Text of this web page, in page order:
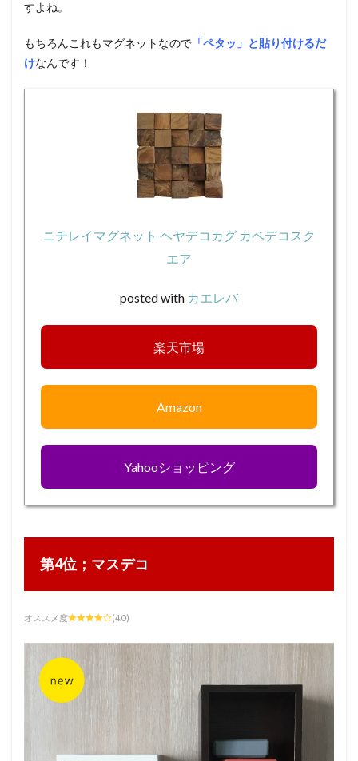
すよね。
もちろんこれもマグネットなので 「ペタッ」と貼り付けるだ
けなんです！
ニチレイマグネット ヘヤデコカグ カベデコスク
エア
posted with カエレバ
楽天市場
Amazon
Yahooショッピング
第4位；マスデコ
オススメ度 (4.0)